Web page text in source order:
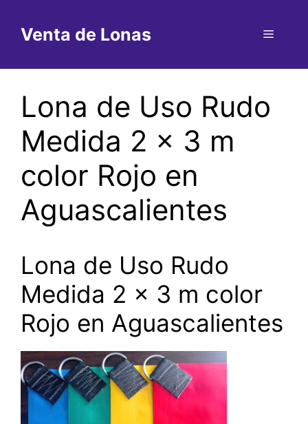
contenido
Venta de Lonas Menú
Lona de Uso Rudo
Medida 2 x 3 m
color Rojo en
Aguascalientes
Lona de Uso Rudo
Medida 2 x 3 m color
Rojo en Aguascalientes